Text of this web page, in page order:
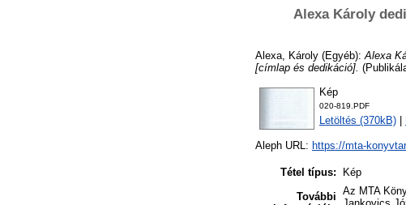
Alexa Károly
Alexa, Károly (Egyéb): Alexa
[címlap és dedikáció].
Kép
020-819.PDF
Letöltés (370kB)
Aleph URL: https://mta-
Tétel típus:
Kép
További Az MTA